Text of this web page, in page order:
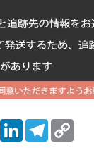
Line LinkedInTelegram